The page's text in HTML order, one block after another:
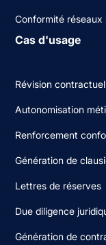
Conformité réseaux
Cas d'usage
Révision
Autonomisation
Renforcement
Génération de
Lettres de réserves
Due diligence
Génération de